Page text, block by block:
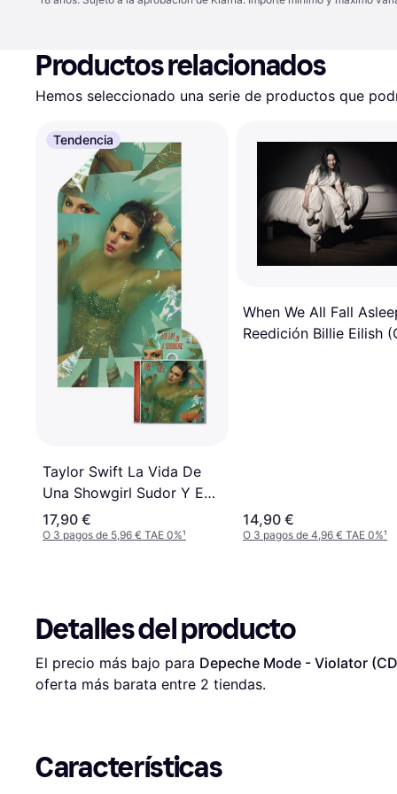
Productos relacionados
Hemos seleccionado una serie de productos que
Tendencia
Taylor Swift La Vida De
Una Showgirl Sudor Y Ed
(2025) (CD)
17,90 €
O 3 pagos de 5,96 € TAE 0%¹
When We All Fall
Reedición Billie Eilish
14,90 €
O 3 pagos de 4,96 € TAE 0%¹
Detalles del producto
El precio más bajo para Depeche Mode - Violator
oferta más barata entre 2 tiendas.
Características